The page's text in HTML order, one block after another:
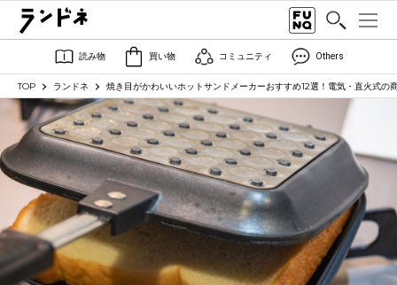
読み物 買い物 コミュニティ Others
TOP ランドネ 焼き目がかわいいホットサンドメーカーおすすめ12選！電気・直火式の